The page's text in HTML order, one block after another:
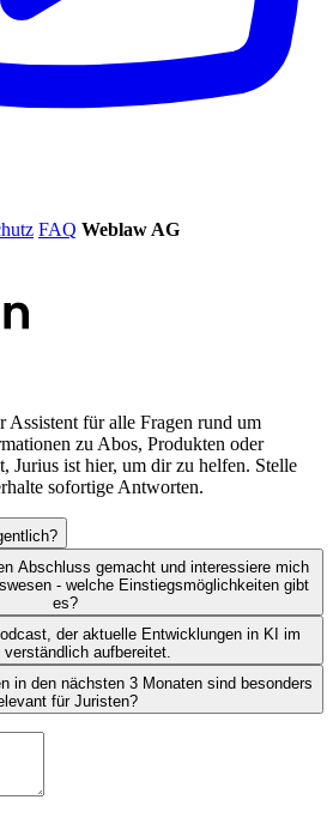
FAQ Weblaw AG
Assistent für alle Fragen rund um
zu Abos, Produkten oder
Jurius ist hier, um dir zu helfen. Stelle
sofortige Antworten.
- welche Einstiegsmöglichkeiten gibt
es?
verständlich aufbereitet.
für Juristen?